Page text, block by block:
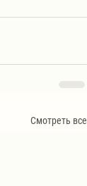
Смотреть все